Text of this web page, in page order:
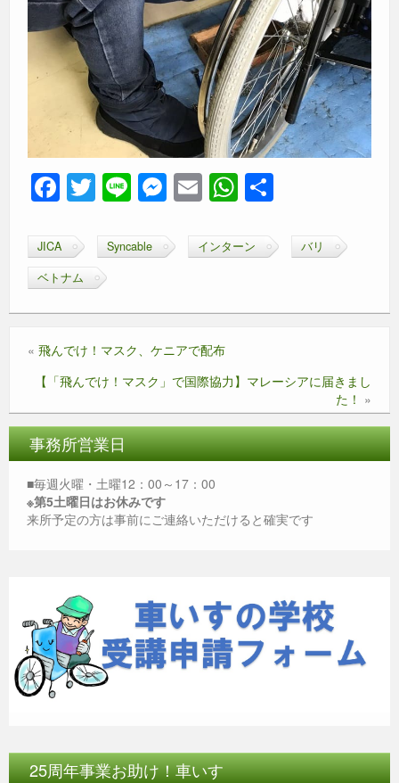
F
c
e
b
o
k
T
tt
er
Li
e
M
ss
n
er
E
ail
W
at
A
JICA Syncable インターン
バリ
ベトナム
« 飛んでけ！マスク、ケニアで配布
【「飛んでけ！マスク」で国際協力】マレーシアに届きまし
た！ »
事務所営業日
■毎週火曜・土曜12：00～17：00
※第5土曜日はお休みです
来所予定の方は事前にご連絡いただけると確実です
25周年事業お助け！車いす